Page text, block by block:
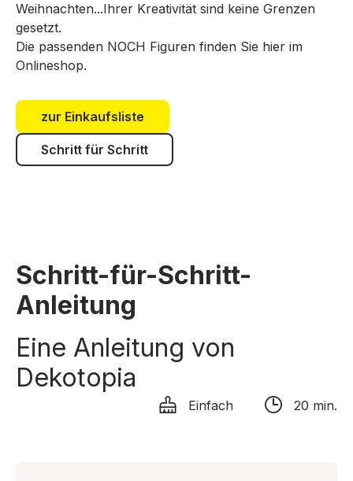
Weihnachten...Ihrer Kreativität sind keine Grenzen
gesetzt.
Die passenden NOCH Figuren finden Sie hier im
Onlineshop.
zur Einkaufsliste
Schritt für Schritt
Schritt-für-Schritt-
Anleitung
Eine Anleitung von
Dekotopia
Einfach 20 min.